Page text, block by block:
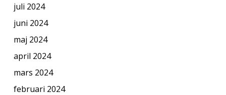
juli 2024
juni 2024
maj 2024
april 2024
mars 2024
februari 2024